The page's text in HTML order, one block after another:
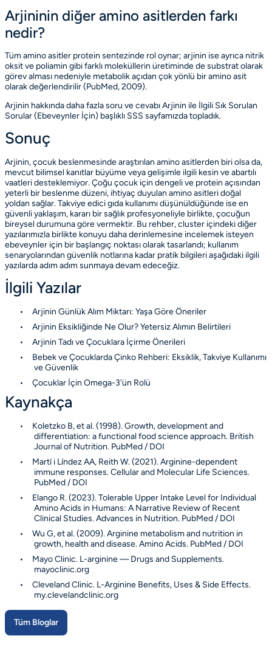
Arjininin diğer amino asitlerden farkı
nedir?
Tüm amino asitler protein sentezinde rol oynar; arjinin ise ayrıca nitrik
oksit ve poliamin gibi farklı moleküllerin üretiminde de substrat olarak
görev alması nedeniyle metabolik açıdan çok yönlü bir amino asit
olarak değerlendirilir(PubMed, 2009).
Arjinin hakkında daha fazla soru ve cevabıArjinin ile İlgili Sık Sorulan
Sorular (Ebeveynler İçin) başlıklı SSS sayfamızda topladık.
Sonuç
Arjinin, çocuk beslenmesinde araştırılan amino asitlerden biri olsa da,
mevcut bilimsel kanıtlar büyüme veya gelişimle ilgili kesin ve abartılı
vaatleri desteklemiyor. Çoğu çocuk için dengeli ve protein açısından
yeterli bir beslenme düzeni, ihtiyaç duyulan amino asitleri doğal
yoldan sağlar. Takviye edici gıda kullanımı düşünüldüğünde ise en
güvenli yaklaşım, kararı bir sağlık profesyoneliyle birlikte, çocuğun
bireysel durumuna göre vermektir. Bu rehber, cluster içindeki diğer
yazılarımızla birlikte konuyu daha derinlemesine incelemek isteyen
ebeveynler için bir başlangıç noktası olarak tasarlandı; kullanım
senaryolarından güvenlik notlarına kadar pratik bilgileri aşağıdaki ilgili
yazılarda adım adım sunmaya devam edeceğiz.
İlgili Yazılar
•
Arjinin Günlük Alım Miktarı: Yaşa Göre Öneriler
•
Arjinin Eksikliğinde Ne Olur? Yetersiz Alımın Belirtileri
•
Arjinin Tadı ve Çocuklara İçirme Önerileri
•
Bebek ve Çocuklarda Çinko Rehberi: Eksiklik, Takviye Kullanımı
ve Güvenlik
•
Çocuklar İçin Omega-3'ün Rolü
Kaynakça
•
Koletzko B, et al. (1998). Growth, development and
differentiation: a functional food science approach. British
Journal of Nutrition. PubMed / DOI
•
Martí i Líndez AA, Reith W. (2021). Arginine-dependent
immune responses.Cellular and Molecular Life Sciences.
PubMed / DOI
•
Elango R. (2023). Tolerable Upper Intake Level for Individual
Amino Acids in Humans: A Narrative Review of Recent
Clinical Studies.Advances in Nutrition. PubMed / DOI
•
Wu G, et al. (2009). Arginine metabolism and nutrition in
growth, health and disease.Amino Acids. PubMed / DOI
•
Mayo Clinic. L-arginine — Drugs and Supplements.
mayoclinic.org
•
Cleveland Clinic. L-Arginine Benefits, Uses & Side Effects.
my.clevelandclinic.org
Tüm Bloglar